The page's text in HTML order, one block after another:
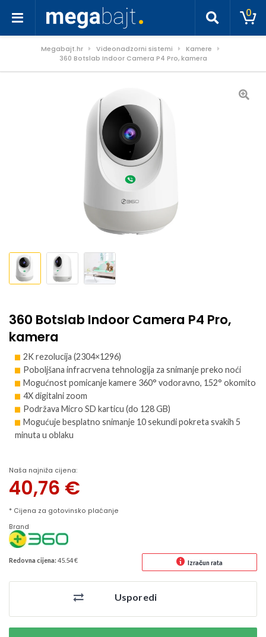
0
Megabajt.hr Videonadzorni sistemi
Kamere
360 Botslab Indoor Camera P4 Pro, kamera
360 Botslab Indoor Camera P4 Pro,
kamera
2K rezolucija (2304×1296)
Poboljšana infracrvena tehnologija za snimanje preko noći
Mogućnost pomicanje kamere 360° vodoravno, 152° okomito
4X digitalni zoom
Podržava Micro SD karticu (do 128 GB)
Mogućuje besplatno snimanje 10 sekundi pokreta svakih 5
minuta u oblaku
Naša najniža cijena:
40,76 €
* Cijena za gotovinsko plaćanje
Brand
Redovna cijena: 45.54 € Izračun rata
Usporedi